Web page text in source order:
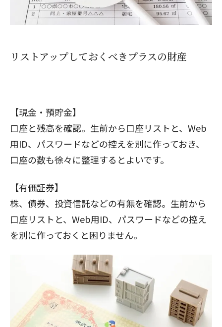
リストアップしておくべきプラスの財産
【現金・預貯金】
口座と残高を確認。生前から口座リストと、Web
用ID、パスワードなどの控えを別に作っておき、
口座の数も徐々に整理するとよいです。
【有価証券】
株、債券、投資信託などの有無を確認。生前から
口座リストと、Web用ID、パスワードなどの控え
を別に作っておくと困りません。